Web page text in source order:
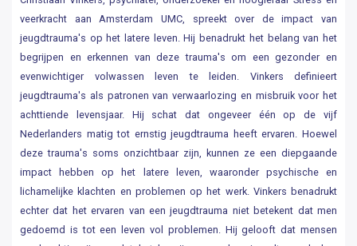
veerkracht aan Amsterdam UMC, spreekt over de impact van
jeugdtrauma's op het latere leven. Hij benadrukt het belang van het
begrijpen en erkennen van deze trauma's om een gezonder en
evenwichtiger volwassen leven te leiden. Vinkers definieert
jeugdtrauma's als patronen van verwaarlozing en misbruik voor het
achttiende levensjaar. Hij schat dat ongeveer één op de vijf
Nederlanders matig tot ernstig jeugdtrauma heeft ervaren. Hoewel
deze trauma's soms onzichtbaar zijn, kunnen ze een diepgaande
impact hebben op het latere leven, waaronder psychische en
lichamelijke klachten en problemen op het werk. Vinkers benadrukt
echter dat het ervaren van een jeugdtrauma niet betekent dat men
gedoemd is tot een leven vol problemen. Hij gelooft dat mensen